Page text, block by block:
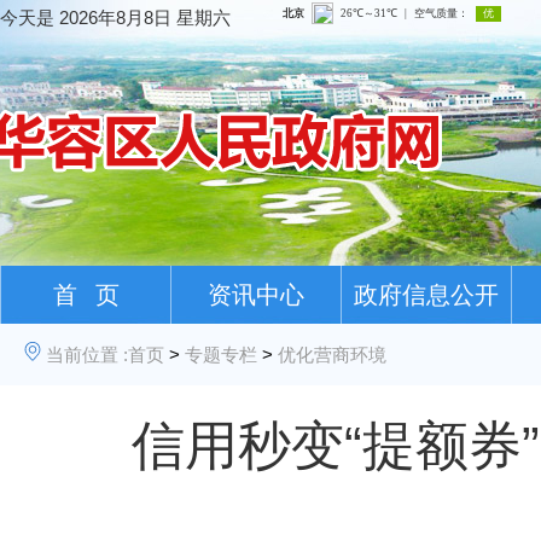
今天是 2026年8月8日 星期六
首 页 资讯中心 政府信息公开
当前位置 :首页 > 专题专栏 > 优化营商环境
信用秒变“提额